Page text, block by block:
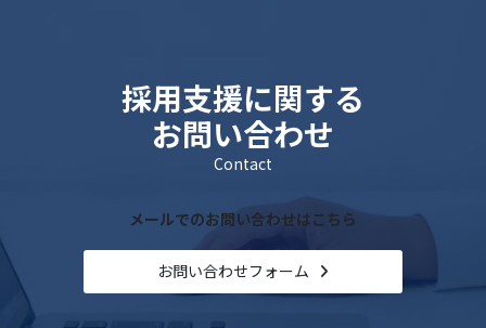
採用支援に関する
お問い合わせ
Contact
メールでのお問い合わせはこちら
お問い合わせフォーム